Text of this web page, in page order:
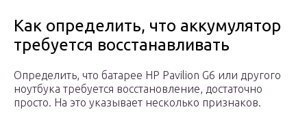
Как определить, что аккумулятор
требуется восстанавливать
Определить, что батарее HP Pavilion G6 или другого
ноутбука требуется восстановление, достаточно
просто. На это указывает несколько признаков.